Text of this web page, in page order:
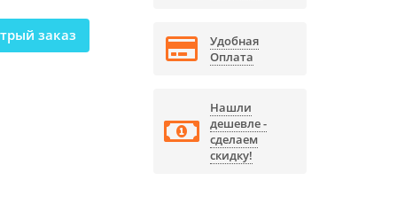
заказ
Удобная
Оплата
Нашли
дешевле -
сделаем
скидку!